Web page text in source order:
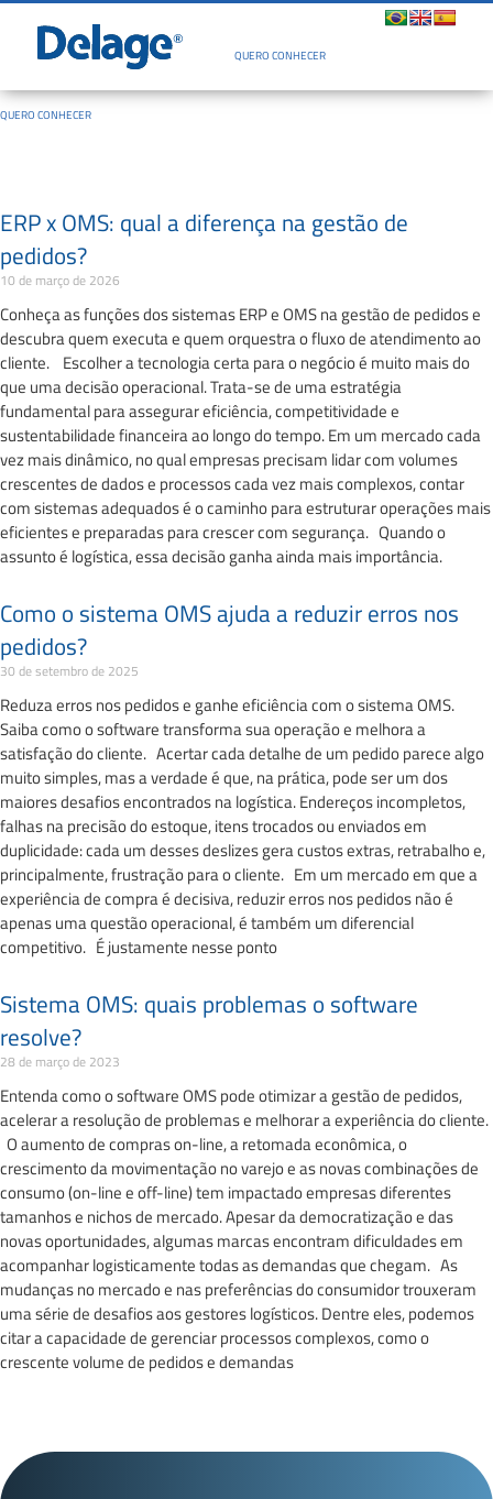
QUERO CONHECER
QUERO CONHECER
ERP x OMS: qual a diferença na gestão de
pedidos?
10 de março de 2026
Conheça as funções dos sistemas ERP e OMS na gestão de pedidos e
descubra quem executa e quem orquestra o fluxo de atendimento ao
cliente. Escolher a tecnologia certa para o negócio é muito mais do
que uma decisão operacional. Trata-se de uma estratégia
fundamental para assegurar eficiência, competitividade e
sustentabilidade financeira ao longo do tempo. Em um mercado cada
vez mais dinâmico, no qual empresas precisam lidar com volumes
crescentes de dados e processos cada vez mais complexos, contar
com sistemas adequados é o caminho para estruturar operações mais
eficientes e preparadas para crescer com segurança. Quando o
assunto é logística, essa decisão ganha ainda mais importância.
Como o sistema OMS ajuda a reduzir erros nos
pedidos?
30 de setembro de 2025
Reduza erros nos pedidos e ganhe eficiência com o sistema OMS.
Saiba como o software transforma sua operação e melhora a
satisfação do cliente. Acertar cada detalhe de um pedido parece algo
muito simples, mas a verdade é que, na prática, pode ser um dos
maiores desafios encontrados na logística. Endereços incompletos,
falhas na precisão do estoque, itens trocados ou enviados em
duplicidade: cada um desses deslizes gera custos extras, retrabalho e,
principalmente, frustração para o cliente. Em um mercado em que a
experiência de compra é decisiva, reduzir erros nos pedidos não é
apenas uma questão operacional, é também um diferencial
competitivo. É justamente nesse ponto
Sistema OMS: quais problemas o software
resolve?
28 de março de 2023
Entenda como o software OMS pode otimizar a gestão de pedidos,
acelerar a resolução de problemas e melhorar a experiência do cliente.
O aumento de compras on-line, a retomada econômica, o
crescimento da movimentação no varejo e as novas combinações de
consumo (on-line e off-line) tem impactado empresas diferentes
tamanhos e nichos de mercado. Apesar da democratização e das
novas oportunidades, algumas marcas encontram dificuldades em
acompanhar logisticamente todas as demandas que chegam. As
mudanças no mercado e nas preferências do consumidor trouxeram
uma série de desafios aos gestores logísticos. Dentre eles, podemos
citar a capacidade de gerenciar processos complexos, como o
crescente volume de pedidos e demandas